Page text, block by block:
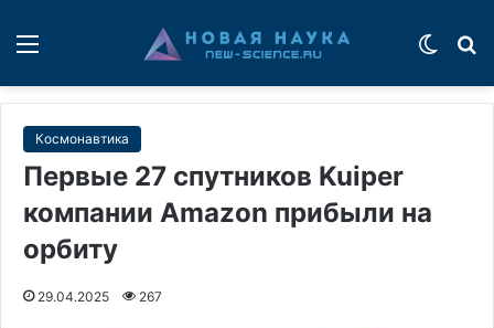
Космонавтика
Первые 27 спутников Kuiper
компании Amazon прибыли на
орбиту
29.04.2025 267